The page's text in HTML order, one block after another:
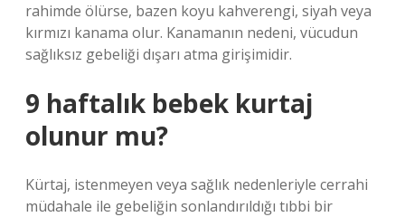
rahimde ölürse, bazen koyu kahverengi, siyah veya
kırmızı kanama olur. Kanamanın nedeni, vücudun
sağlıksız gebeliği dışarı atma girişimidir.
9 haftalık bebek kurtaj
olunur mu?
Kürtaj, istenmeyen veya sağlık nedenleriyle cerrahi
müdahale ile gebeliğin sonlandırıldığı tıbbi bir